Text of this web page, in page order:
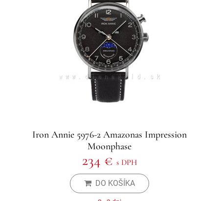
Iron Annie 5976-2 Amazonas Impression
Moonphase
234 € s DPH
DO KOŠÍKA